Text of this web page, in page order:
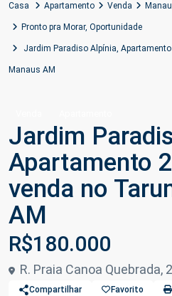
Casa Apartamento Venda
Pronto pra Morar, Oportunidade
Jardim Paradiso Alpínia,
Manaus AM
Jardim
Apartamento
venda no
AM
R$180.000
R. Praia Canoa Quebrada,
Compartilhar Favorito